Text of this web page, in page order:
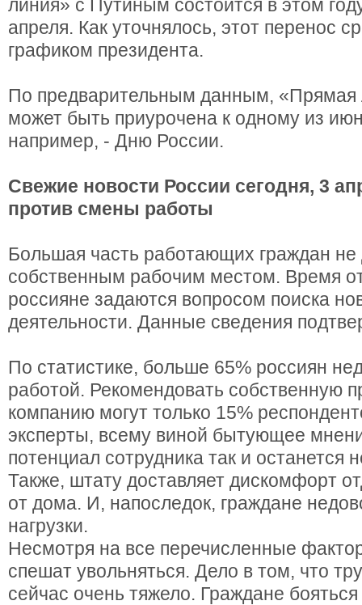
линия» с Путиным состоится в этом
апреля. Как уточнялось, этот перенос
графиком президента.
По предварительным данным, «Прямая
может быть приурочена к одному из
например, - Дню России.
Свежие новости России сегодня, 3
против смены работы
Большая часть работающих граждан не
собственным рабочим местом. Время
россияне задаются вопросом поиска
деятельности. Данные сведения
По статистике, больше 65% россиян
работой. Рекомендовать собственную
компанию могут только 15%
эксперты, всему виной бытующее
потенциал сотрудника так и останется
Также, штату доставляет дискомфорт
от дома. И, напоследок, граждане
нагрузки.
Несмотря на все перечисленные
спешат увольняться. Дело в том, что
сейчас очень тяжело. Граждане